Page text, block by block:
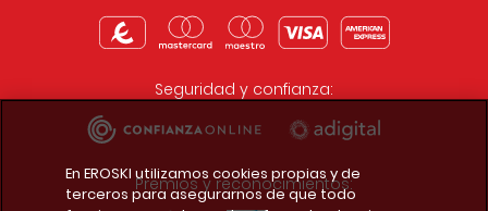
Seguridad y confianza:
Premios y reconocimientos:
En EROSKI utilizamos cookies propias y de
terceros para asegurarnos de que todo